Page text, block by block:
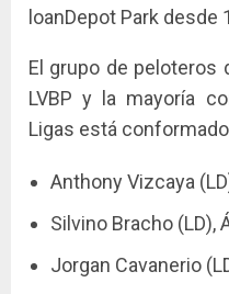
loanDepot Park desde
El grupo de peloteros
LVBP y la mayoría
Ligas está
Anthony Vizcaya
Silvino Bracho (LD),
Jorgan Cavanerio